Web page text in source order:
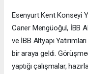
Esenyurt Kent Konseyi
Caner Mengüoğul, İBB
ve İBB Altyapı
bir araya geldi.
yaptığı çalışmalar,